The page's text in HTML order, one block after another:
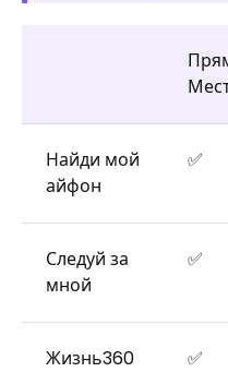
Найди мой
айфон
✅
Следуй за
мной
✅
Жизнь360 ✅